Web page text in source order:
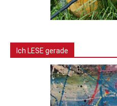
Ich LESE gerade